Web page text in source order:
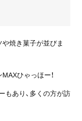
焼き菓子が並びま
ひゃっほー！
もあり、多くの方が訪